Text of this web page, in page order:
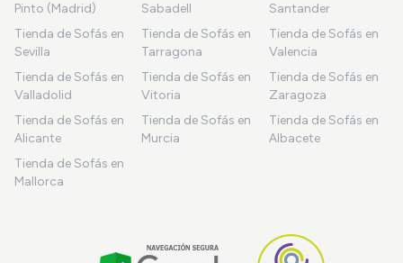
Pinto (Madrid)
Sabadell
Santander
Tienda de Sofás en
Sevilla
Tienda de Sofás en
Tarragona
Tienda de Sofás en
Valencia
Tienda de Sofás en
Valladolid
Tienda de Sofás en
Vitoria
Tienda de Sofás en
Zaragoza
Tienda de Sofás en
Alicante
Tienda de Sofás en
Murcia
Tienda de Sofás en
Albacete
Tienda de Sofás en
Mallorca